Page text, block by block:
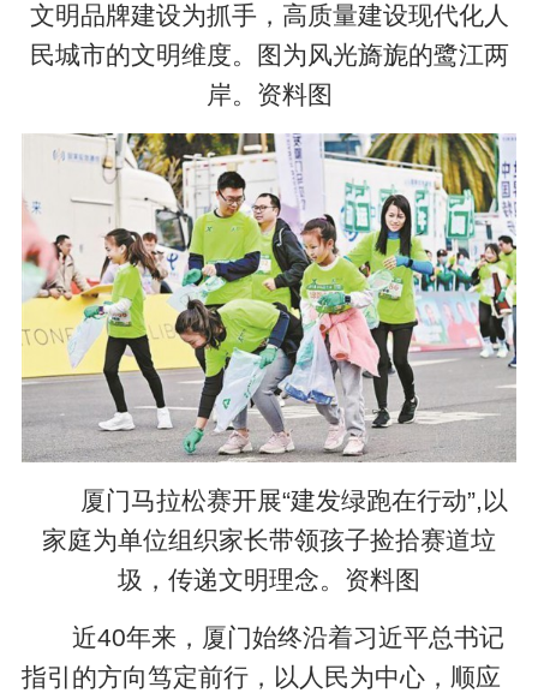
文明品牌建设为抓手，高质量建设现代化人
民城市的文明维度。图为风光旖旎的鹭江两
岸。资料图
厦门马拉松赛开展“建发绿跑在行动”,以
家庭为单位组织家长带领孩子捡拾赛道垃
圾，传递文明理念。资料图
近40年来，厦门始终沿着习近平总书记
指引的方向笃定前行，以人民为中心，顺应